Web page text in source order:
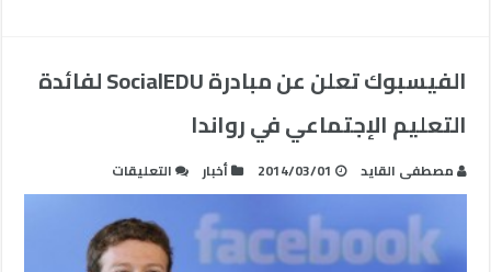
الفيسبوك تعلن عن مبادرة SocialEDU لفائدة
التعليم الإجتماعي في رواندا
مصطفى القايد 2014/03/01 أخبار التعليقات
الفيسبوك
تعلن
عن